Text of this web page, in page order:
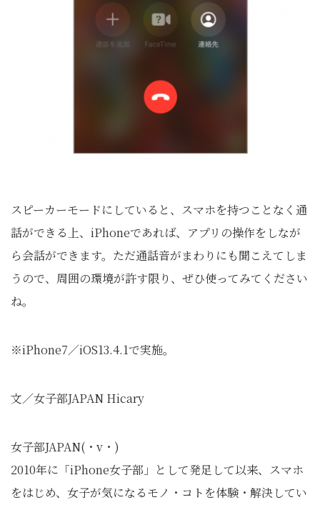
スピーカーモードにしていると、スマホを持つことなく通
話ができる上、iPhoneであれば、アプリの操作をしなが
ら会話ができます。ただ通話音がまわりにも聞こえてしま
うので、周囲の環境が許す限り、ぜひ使ってみてください
ね。
※iPhone7／iOS13.4.1で実施。
文／女子部JAPAN Hicary
女子部JAPAN(・v・)
2010年に「iPhone女子部」として発足して以来、スマホ
をはじめ、女子が気になるモノ・コトを体験・解決してい